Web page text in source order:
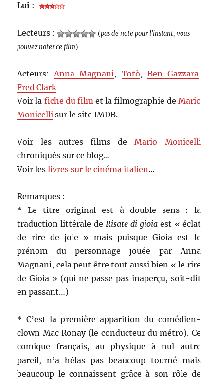
Lui :
Lecteurs : (pas de note pour l'instant, vous
pouvez noter ce film)
Acteurs:Anna Magnani, Totò, Ben Gazzara,
Fred Clark
Voir la fiche du filmet la filmographie de Mario
Monicelli sur le site IMDB.
Voir les autres films deMario Monicelli
chroniqués sur ce blog…
Voir leslivres sur le cinéma italien…
Remarques :
* Le titre original est à double sens : la
traduction littérale de Risate di gioia est « éclat
de rire de joie » mais puisque Gioia est le
prénom du personnage jouée par Anna
Magnani, cela peut être tout aussi bien « le rire
de Gioia » (qui ne passe pas inaperçu, soit-dit
en passant…)
* C’est la première apparition du comédien-
clown Mac Ronay (le conducteur du métro). Ce
comique français, au physique à nul autre
pareil, n’a hélas pas beaucoup tourné mais
beaucoup le connaissent grâce à son rôle de